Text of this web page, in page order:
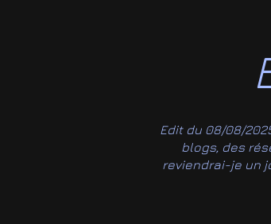
Edit du 08/08/
blogs, des
reviendrai-je un